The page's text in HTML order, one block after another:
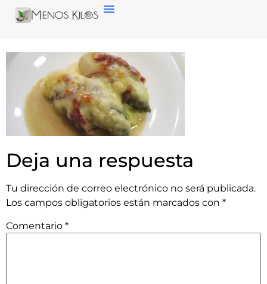
Deja una respuesta
Tu dirección de correo electrónico no será publicada.
Los campos obligatorios están marcados con *
Comentario *